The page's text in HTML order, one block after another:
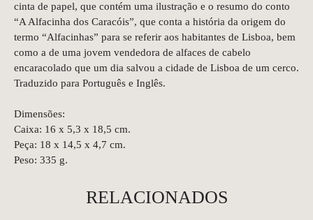
cinta de papel, que contém uma ilustração e o resumo do conto
“A Alfacinha dos Caracóis”, que conta a história da origem do
termo “Alfacinhas” para se referir aos habitantes de Lisboa, bem
como a de uma jovem vendedora de alfaces de cabelo
encaracolado que um dia salvou a cidade de Lisboa de um cerco.
Traduzido para Português e Inglês.
Dimensões:
Caixa: 16 x 5,3 x 18,5 cm.
Peça: 18 x 14,5 x 4,7 cm.
Peso: 335 g.
RELACIONADOS